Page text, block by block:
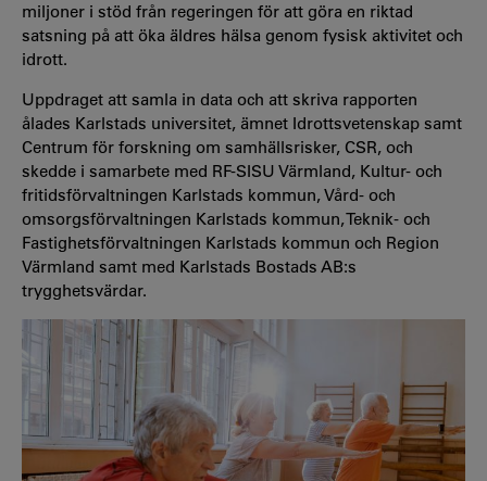
miljoner i stöd från regeringen för att göra en rik­tad
satsning på att öka äldres hälsa genom fysisk aktivitet och
idrott.
Uppdraget att samla in data och att skriva rapporten
ålades Karlstads universitet, ämnet Idrottsvetenskap samt
Centrum för forskning om samhällsrisker, CSR, och
skedde i samarbete med RF-SISU Värmland, Kultur- och
fritidsförvaltningen Karlstads kommun, Vård- och
omsorgsförvaltningen Karlstads kommun, Teknik- och
Fastighetsförvaltningen Karlstads kommun och Region
Värmland samt med Karlstads Bostads AB:s
trygghetsvärdar.